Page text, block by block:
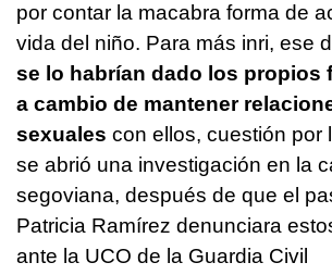
por contar la macabra forma de
vida del niño. Para más inri, ese
se lo habrían dado los propios
a cambio de mantener
sexuales con ellos, cuestión por
se abrió una investigación en la
segoviana, después de que el
Patricia Ramírez denunciara
ante la UCO de la Guardia Civil